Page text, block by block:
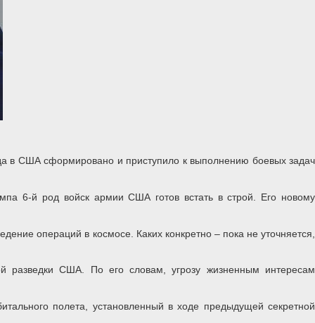
в США сформировано и приступило к выполнению боевых задач
6-й род войск армии США готов встать в строй. Его новому
операций в космосе. Каких конкретно – пока не уточняется,
разведки США. По его словам, угрозу жизненным интересам
полета, установленный в ходе предыдущей секретной